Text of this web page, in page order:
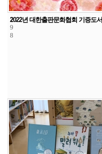
2
9
8
2022년 대한출판문화협회 기증도서